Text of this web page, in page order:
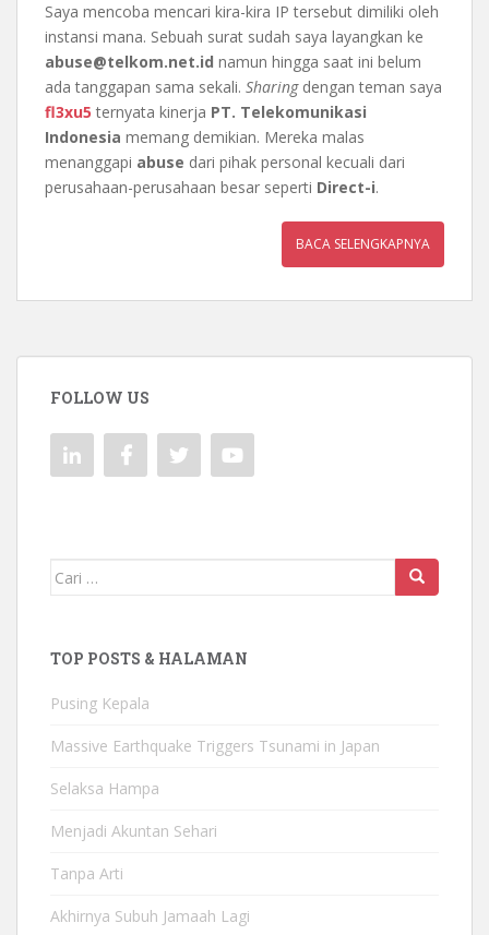
Saya mencoba mencari kira-kira IP tersebut dimiliki oleh
instansi mana. Sebuah surat sudah saya layangkan ke
abuse@telkom.net.id namun hingga saat ini belum
ada tanggapan sama sekali. Sharingdengan teman saya
fl3xu5 ternyata kinerja PT. Telekomunikasi
Indonesia memang demikian. Mereka malas
menanggapi abuse dari pihak personal kecuali dari
perusahaan-perusahaan besar seperti Direct-i.
BACA SELENGKAPNYA
FOLLOW US
Mencari:
TOP POSTS & HALAMAN
Pusing Kepala
Massive Earthquake Triggers Tsunami in Japan
Selaksa Hampa
Menjadi Akuntan Sehari
Tanpa Arti
Akhirnya Subuh Jamaah Lagi